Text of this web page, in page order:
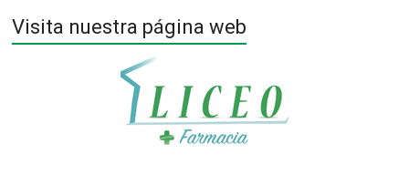
Visita nuestra página web